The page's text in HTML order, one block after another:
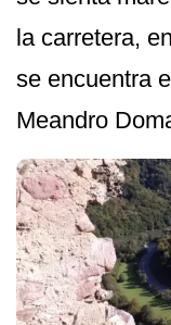
la carretera,
se encuentra
Meandro